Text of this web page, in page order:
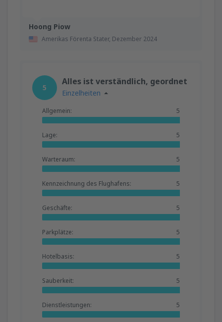
Hoong Piow
Amerikas Förenta Stater, Dezember 2024
5
Alles ist verständlich, geordnet
Einzelheiten
Allgemein: 5
Lage: 5
Warteraum: 5
Kennzeichnung des Flughafens: 5
Geschäfte: 5
Parkplätze: 5
Hotelbasis: 5
Sauberkeit: 5
Dienstleistungen: 5